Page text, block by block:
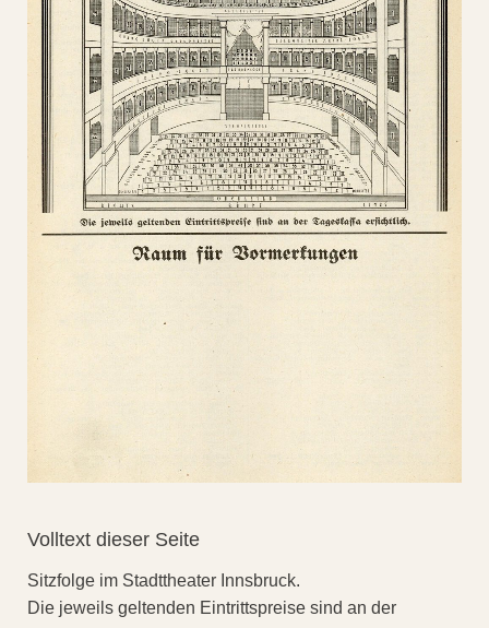
Volltext dieser Seite
Sitzfolge im Stadttheater Innsbruck.
Die jeweils geltenden Eintrittspreise sind an der